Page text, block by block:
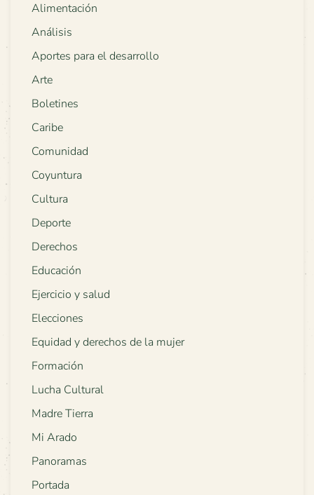
Alimentación
Análisis
Aportes para el desarrollo
Arte
Boletines
Caribe
Comunidad
Coyuntura
Cultura
Deporte
Derechos
Educación
Ejercicio y salud
Elecciones
Equidad y derechos de la mujer
Formación
Lucha Cultural
Madre Tierra
Mi Arado
Panoramas
Portada